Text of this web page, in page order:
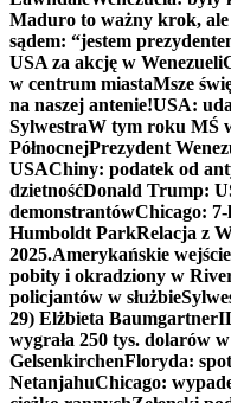
Maduro to ważny krok,
sądem: “jestem
USA za akcję w Wenezueli
w centrum miastaMsze
na naszej antenie!USA:
SylwestraW tym roku MŚ
PółnocnejPrezydent
USAChiny: podatek od
dzietnośćDonald Trump:
demonstrantówChicago:
Humboldt ParkRelacja z
2025.Amerykańskie
pobity i okradziony w
policjantów w służbie
29) Elżbieta Baumgartner
wygrała 250 tys. dolarów
GelsenkirchenFloryda:
NetanjahuChicago: